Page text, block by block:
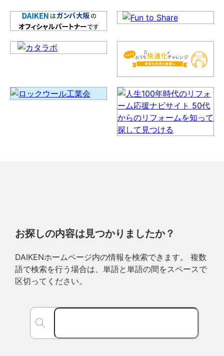
お探しの内容は見つかりましたか？
DAIKENホームページ内の情報を検索できます。 複数
語で検索を行う場合は、単語と単語の間をスペースで
区切ってください。